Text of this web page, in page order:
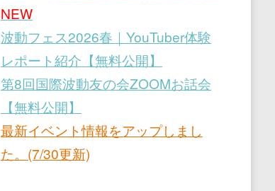
NEW
波動フェス2026春｜YouTuber体験
レポート紹介【無料公開】
第8回国際波動友の会ZOOMお話会
【無料公開】
最新イベント情報をアップしまし
た。(7/30更新)